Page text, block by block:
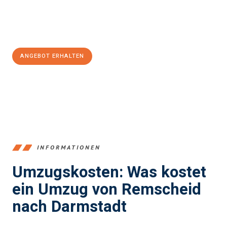
ANGEBOT ERHALTEN
INFORMATIONEN
Umzugskosten: Was kostet
ein Umzug von Remscheid
nach Darmstadt